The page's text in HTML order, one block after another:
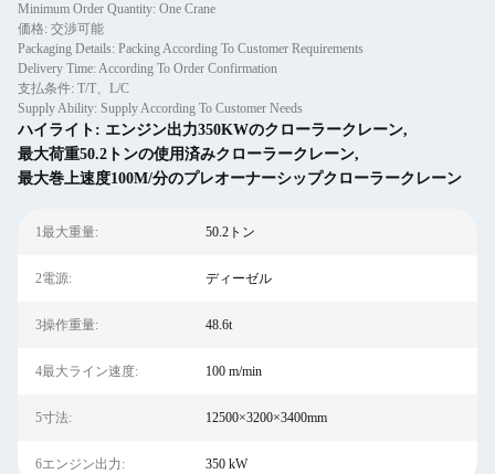
Minimum Order Quantity: One Crane
価格: 交渉可能
Packaging Details: Packing According To Customer Requirements
Delivery Time: According To Order Confirmation
支払条件: T/T、L/C
Supply Ability: Supply According To Customer Needs
ハイライト: エンジン出力350KWのクローラークレーン,
最大荷重50.2トンの使用済みクローラークレーン,
最大巻上速度100M/分のプレオーナーシップクローラークレーン
1最大重量: 50.2トン
2電源: ディーゼル
3操作重量: 48.6t
4最大ライン速度: 100 m/min
5寸法: 12500×3200×3400mm
6エンジン出力: 350 kW